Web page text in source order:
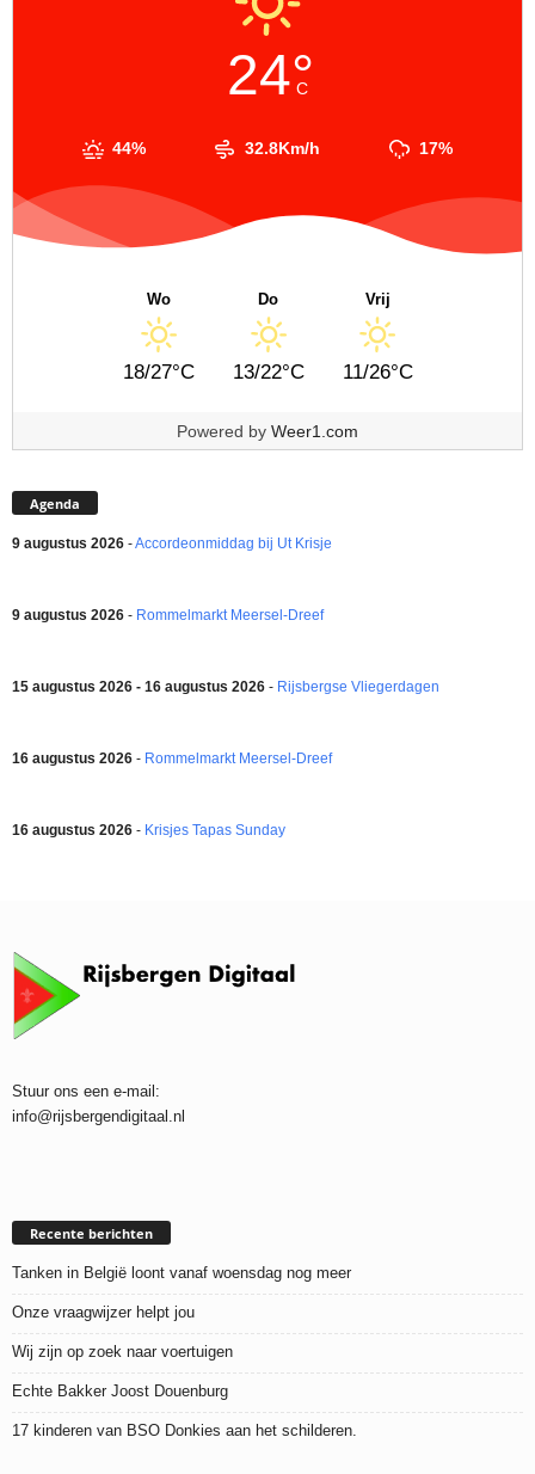
24°
C
44% 32.8Km/h 17%
Wo
18/27°C
Do
13/22°C
Vrij
11/26°C
Powered by Weer1.com
Agenda
9 augustus 2026 -Accordeonmiddag bij Ut Krisje
9 augustus 2026 - Rommelmarkt Meersel-Dreef
15 augustus 2026 - 16 augustus 2026 - Rijsbergse Vliegerdagen
16 augustus 2026 - Rommelmarkt Meersel-Dreef
16 augustus 2026 - Krisjes Tapas Sunday
Stuur ons een e-mail:
info@rijsbergendigitaal.nl
Recente berichten
Tanken in België loont vanaf woensdag nog meer
Onze vraagwijzer helpt jou
Wij zijn op zoek naar voertuigen
Echte Bakker Joost Douenburg
17 kinderen van BSO Donkies aan het schilderen.